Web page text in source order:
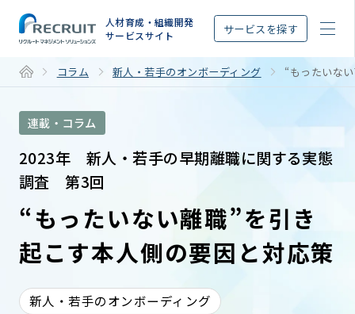
人材育成・組織開発
サービスサイト
サービスを探す
コラム 新人・若手のオンボーディング “もったいな
連載・コラム
2023年 新人・若手の早期離職に関する実態
調査 第3回
“もったいない離職”を引き
起こす本人側の要因と対応策
新人・若手のオンボーディング